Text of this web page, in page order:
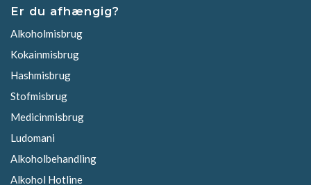
Er du afhængig?
Alkoholmisbrug
Kokainmisbrug
Hashmisbrug
Stofmisbrug
Medicinmisbrug
Ludomani
Alkoholbehandling
Alkohol Hotline